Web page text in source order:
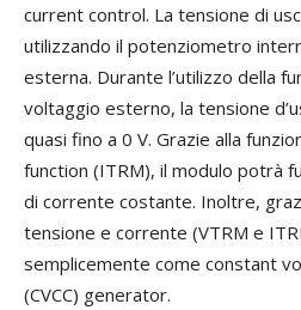
current control. La tensione di
utilizzando il potenziometro
esterna. Durante l’utilizzo della
voltaggio esterno, la tensione
quasi fino a 0 V. Grazie alla
function (ITRM), il modulo potrà
di corrente costante. Inoltre,
tensione e corrente (VTRM e
semplicemente come constant
(CVCC) generator.